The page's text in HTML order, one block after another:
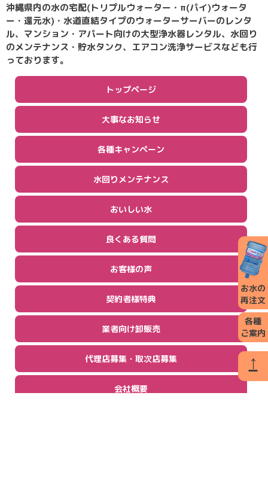
沖縄県内の水の宅配(トリプルウォーター・π(パイ)ウォータ
ー・還元水)・水道直結タイプのウォーターサーバーのレンタ
ル、マンション・アパート向けの大型浄水器レンタル、水回り
のメンテナンス・貯水タンク、エアコン洗浄サービスなども行
っております。
トップページ
大事なお知らせ
各種キャンペーン
水回りメンテナンス
おいしい水
良くある質問
お客様の声
契約者様特典
業者向け卸販売
代理店募集・取次店募集
会社概要
↑
お水の
再注文
各種
ご案内